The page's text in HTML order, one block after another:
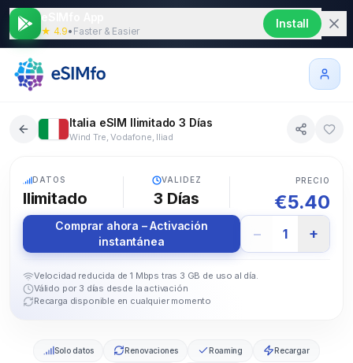
★ 4.9• Faster & Easier
Install
Italia eSIM Ilimitado 3 Días
Wind Tre, Vodafone, Iliad
DATOS
Ilimitado
VALIDEZ
3 Días
PRECIO
€5.40
Comprar ahora – Activación
instantánea
− 1 +
Velocidad reducida de 1 Mbps tras 3 GB de uso al día.
Válido por 3 días desde la activación
Recarga disponible en cualquier momento
Solo datos Renovaciones Roaming Recargar